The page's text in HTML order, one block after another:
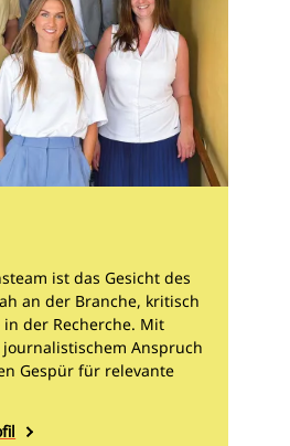
ist das Gesicht des
an der Branche, kritisch
der Recherche. Mit
Anspruch
Gespür für relevante